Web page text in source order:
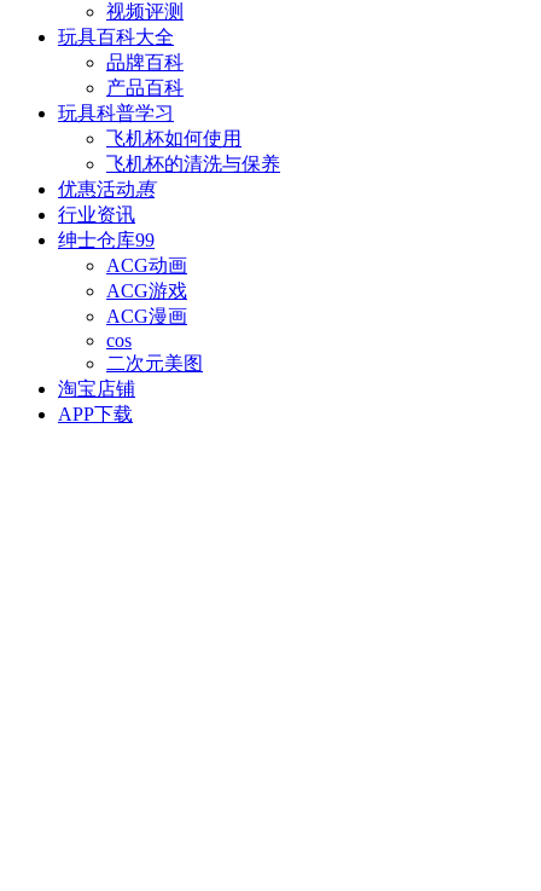
视频评测
玩具百科大全
品牌百科
产品百科
玩具科普学习
飞机杯如何使用
飞机杯的清洗与保养
优惠活动惠
行业资讯
绅士仓库99
ACG动画
ACG游戏
ACG漫画
cos
二次元美图
淘宝店铺
APP下载